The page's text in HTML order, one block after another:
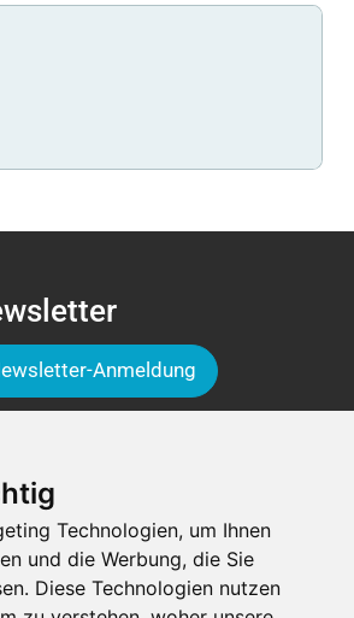
Technologien, um Ihnen
und die Werbung, die Sie
Diese Technologien nutzen
Anmeldung
der Luga